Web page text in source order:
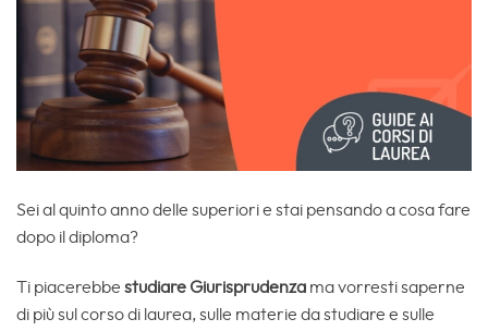
Sei al quinto anno delle superiori e stai pensando a cosa fare
dopo il diploma?
Ti piacerebbe studiare Giurisprudenza ma vorresti saperne
di più sul corso di laurea, sulle materie da studiare e sulle